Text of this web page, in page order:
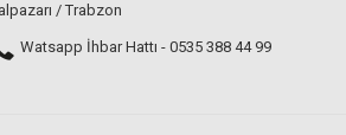
/ Trabzon
Watsapp İhbar Hattı - 0535 388 44 99